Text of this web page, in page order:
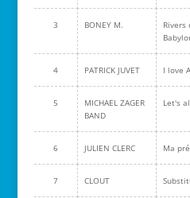
3 BONEY M.
Rivers
4 PATRICK JUVET I love
5
MICHAEL ZAGER
BAND
Let's
6 JULIEN CLERC Ma
7 CLOUT